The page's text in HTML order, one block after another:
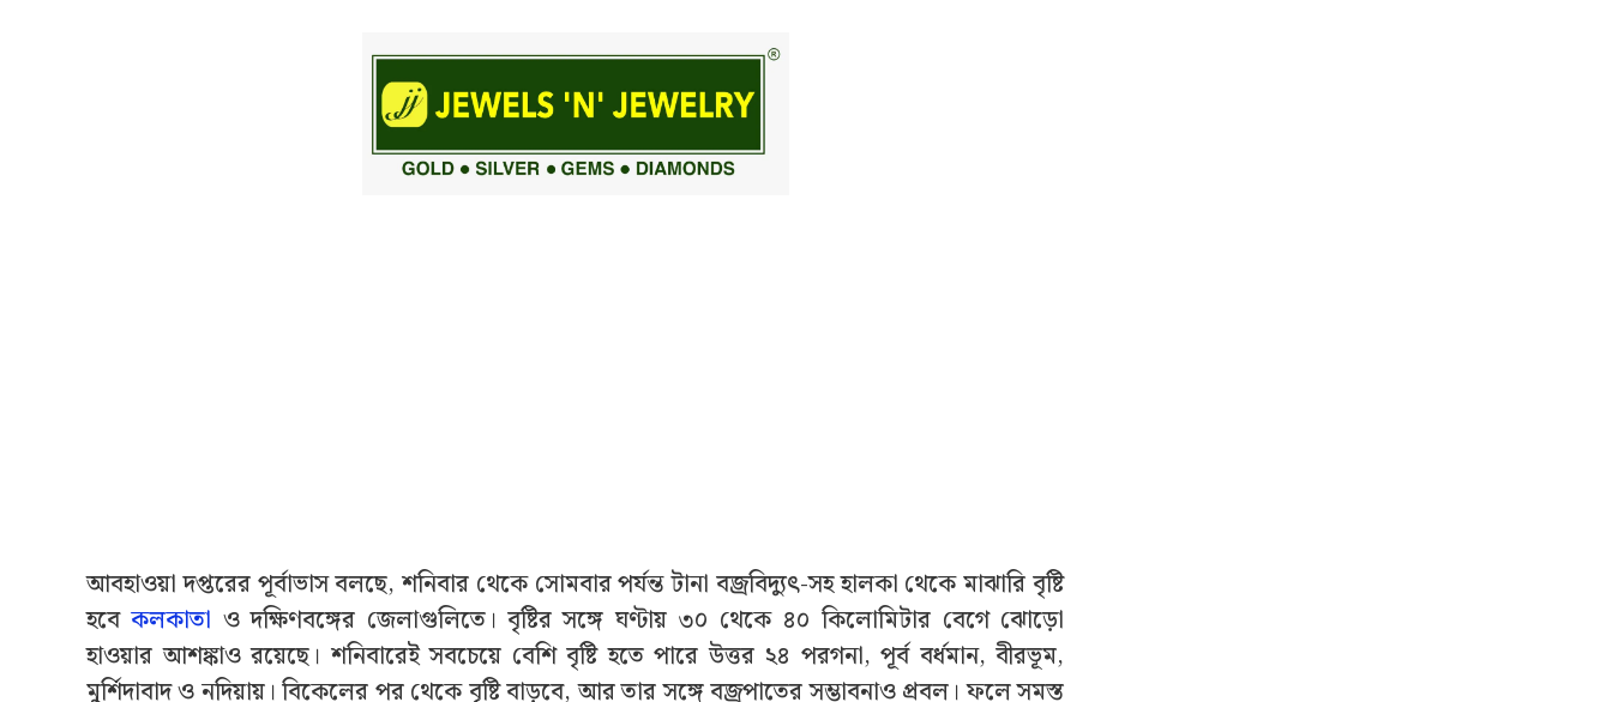
আবহাওয়া দপ্তরের পূর্বাভাস বলছে, শনিবার থেকে সোমবার পর্যন্ত টানা বজ্রবিদ্যুৎ-সহ হালকা থেকে মাঝারি বৃষ্টি
হবেকলকাতা ও দক্ষিণবঙ্গের জেলাগুলিতে। বৃষ্টির সঙ্গে ঘণ্টায় ৩০ থেকে ৪০ কিলোমিটার বেগে ঝোড়ো
হাওয়ার আশঙ্কাও রয়েছে। শনিবারেই সবচেয়ে বেশি বৃষ্টি হতে পারে উত্তর ২৪ পরগনা, পূর্ব বর্ধমান, বীরভূম,
মুর্শিদাবাদ ও নদিয়ায়। বিকেলের পর থেকে বৃষ্টি বাড়বে, আর তার সঙ্গে বজ্রপাতের সম্ভাবনাও প্রবল। ফলে সমস্ত